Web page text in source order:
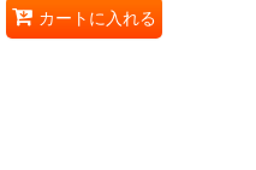
カートに入れる